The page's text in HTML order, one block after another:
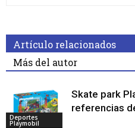
Artículo relacionados
Más del autor
Deportes
Playmobil
Skate park
referencias